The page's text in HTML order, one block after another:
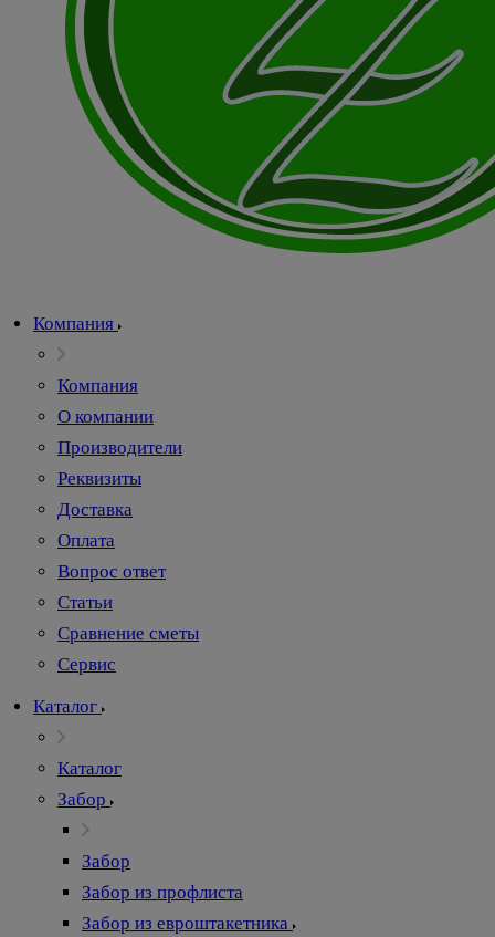
Компания
Компания
О компании
Производители
Реквизиты
Доставка
Оплата
Вопрос ответ
Статьи
Сравнение сметы
Сервис
Каталог
Каталог
Забор
Забор
Забор из профлиста
Забор из евроштакетника